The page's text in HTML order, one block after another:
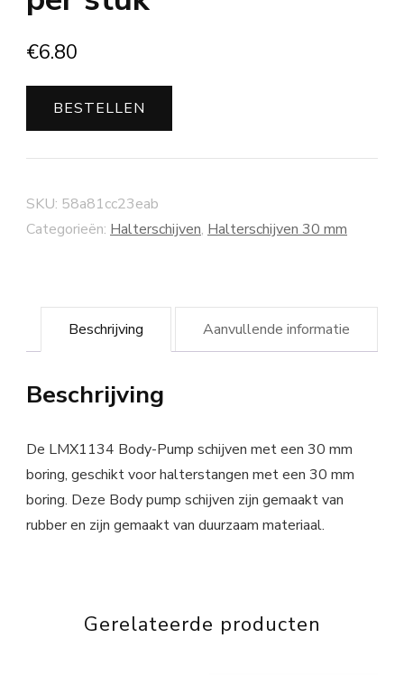
€6.80
BESTELLEN
SKU: 58a81cc23eab
Categorieën: Halterschijven, Halterschijven 30 mm
Beschrijving Aanvullende informatie
Beschrijving
De LMX1134 Body-Pump schijven met een 30 mm
boring, geschikt voor halterstangen met een 30 mm
boring. Deze Body pump schijven zijn gemaakt van
rubber en zijn gemaakt van duurzaam materiaal.
Gerelateerde producten